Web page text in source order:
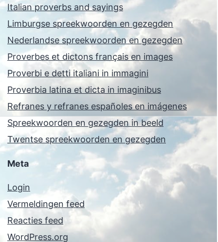
Italian proverbs and sayings
Limburgse spreekwoorden en gezegden
Nederlandse spreekwoorden en gezegden
Proverbes et dictons français en images
Proverbi e detti italiani in immagini
Proverbia latina et dicta in imaginibus
Refranes y refranes españoles en imágenes
Spreekwoorden en gezegden in beeld
Twentse spreekwoorden en gezegden
Meta
Login
Vermeldingen feed
Reacties feed
WordPress.org